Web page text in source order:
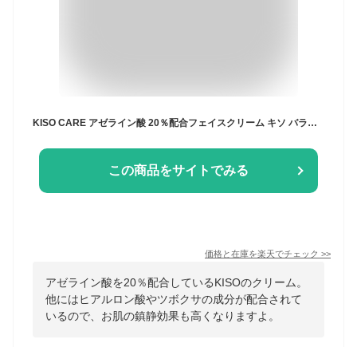
KISO CARE アゼライン酸 20％配合フェイスクリーム キソ バランシングクリームAZ2 20g ヒアルロン酸 スクワラン ツボクサ CICA グリチルリチン酸2k 毛穴ケア 送料無料
この商品をサイトでみる
価格と在庫を楽天でチェック >>
アゼライン酸を20％配合しているKISOのクリーム。
他にはヒアルロン酸やツボクサの成分が配合されて
いるので、お肌の鎮静効果も高くなりますよ。